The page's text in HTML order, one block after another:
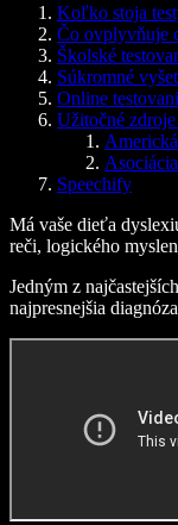
Koľko stoja
Čo ovplyvňuje
Školské
Súkromné
Online
Užitočné
Speechify
Má vaše dieťa
reči, logického
Jedným z
najpresnejšia